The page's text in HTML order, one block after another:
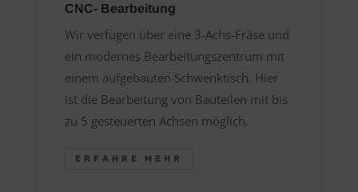
CNC- Bearbeitung
Wir verfügen über eine 3-Achs-Fräse und
ein modernes Bearbeitungszentrum mit
einem aufgebauten Schwenktisch. Hier
ist die Bearbeitung von Bauteilen mit bis
zu 5 gesteuerten Achsen möglich.
ERFAHRE MEHR